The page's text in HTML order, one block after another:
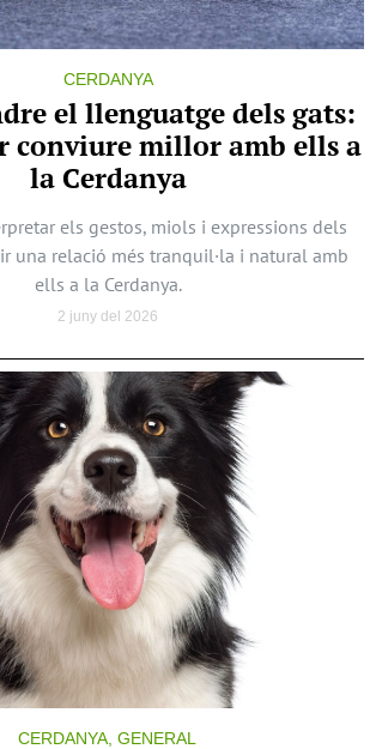
CERDANYA
el llenguatge dels gats:
conviure millor amb ells a
la Cerdanya
els gestos, miols i expressions dels
una relació més tranquil·la i natural amb
ells a la Cerdanya.
2 juny del 2026
CERDANYA, GENERAL